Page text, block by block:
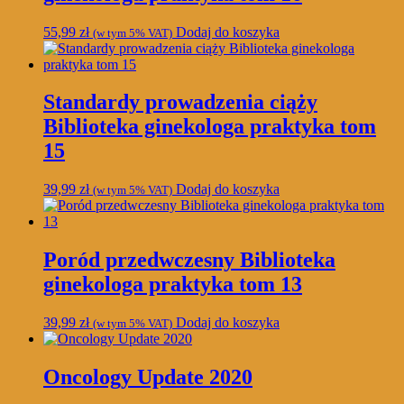
55,99 zł (w tym 5% VAT) Dodaj do koszyka
Standardy prowadzenia ciąży
Biblioteka ginekologa praktyka tom
15
39,99 zł (w tym 5% VAT) Dodaj do koszyka
Poród przedwczesny Biblioteka
ginekologa praktyka tom 13
39,99 zł (w tym 5% VAT) Dodaj do koszyka
Oncology Update 2020